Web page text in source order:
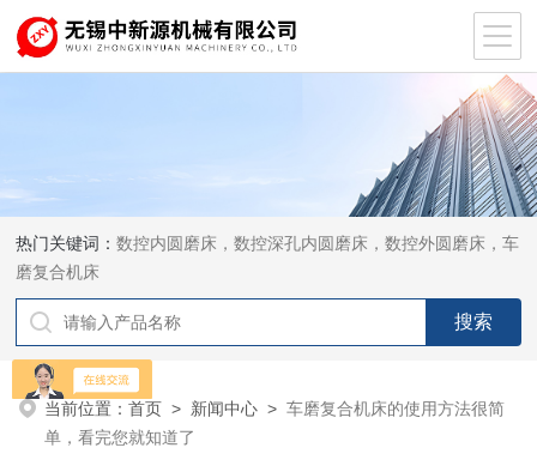
热门关键词：数控内圆磨床，数控深孔内圆磨床，数控外圆磨床，车
磨复合机床
当前位置：首页 > 新闻中心 >车磨复合机床的使用方法很简
单，看完您就知道了